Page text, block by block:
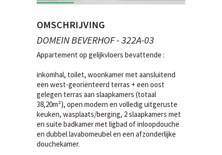
OMSCHRIJVING
DOMEIN BEVERHOF - 322A-03
Appartement op gelijkvloers bevattende :
inkomhal, toilet, woonkamer met aansluitend
een west-georiënteerd terras + een oost
gelegen terras aan slaapkamers (totaal
38,20m²), open modern en volledig uitgeruste
keuken, wasplaats/berging, 2 slaapkamers met
en suite badkamer met ligbad of inloopdouche
en dubbel lavabomeubel en een afzonderlijke
douchekamer.